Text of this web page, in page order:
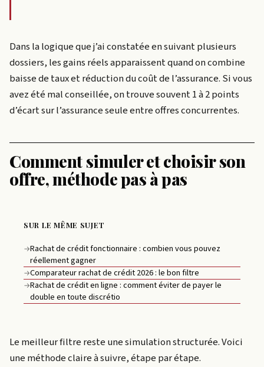
Dans la logique que j’ai constatée en suivant plusieurs
dossiers, les gains réels apparaissent quand on combine
baisse de taux et réduction du coût de l’assurance. Si vous
avez été mal conseillée, on trouve souvent 1 à 2 points
d’écart sur l’assurance seule entre offres concurrentes.
Comment simuler et choisir son
offre, méthode pas à pas
SUR LE MÊME SUJET
→Rachat de crédit fonctionnaire : combien vous pouvez
réellement gagner
→Comparateur rachat de crédit 2026 : le bon filtre
→Rachat de crédit en ligne : comment éviter de payer le
double en toute discrétio
Le meilleur filtre reste une simulation structurée. Voici
une méthode claire à suivre, étape par étape.